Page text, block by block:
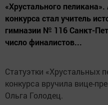
«Хрустального
конкурса стал учитель
гимназии № 116 Санкт-
число финалистов...
Статуэтки «Хрустальных
конкурса вручила вице-
Ольга Голодец.